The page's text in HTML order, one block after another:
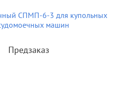
СПМП-6-3 для купольных
машин
Предзаказ